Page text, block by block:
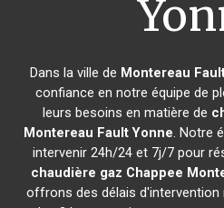
Dans la ville de Montereau
confiance en notre équipe de
leurs besoins en matière de
Montereau Fault Yonne. Notre
intervenir 24h/24 et 7j/7 pour
chaudière gaz Chappee
offrons des délais d'intervention